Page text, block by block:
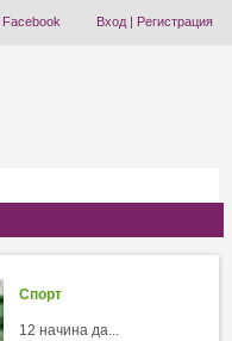
Facebook Вход| Регистрация
Спорт
12 начина да...